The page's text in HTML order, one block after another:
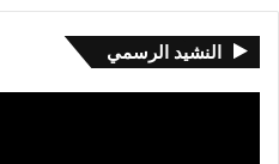
النشيد الرسمي